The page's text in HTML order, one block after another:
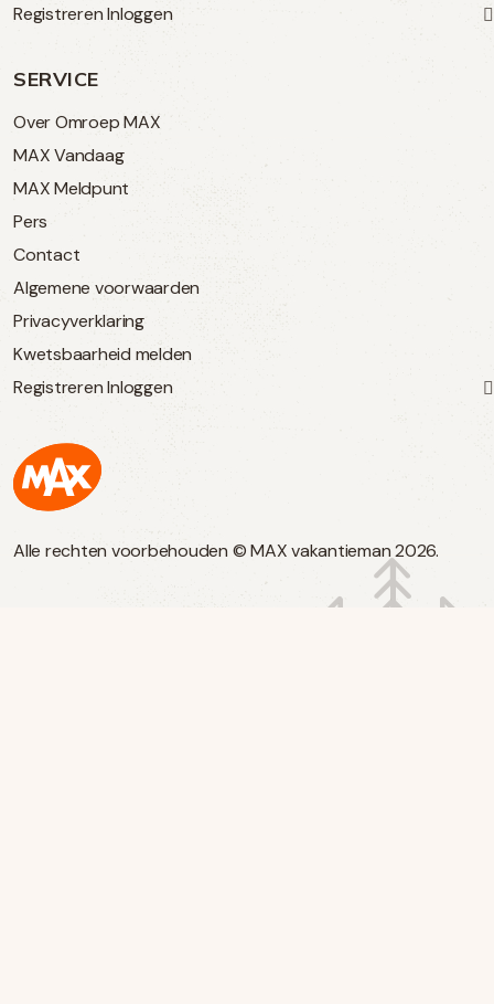
Max
Alle rechten voorbehouden © MAX vakantieman 2026.
Registreren Inloggen
SERVICE
Over Omroep MAX
MAX Vandaag
MAX Meldpunt
Pers
Contact
Algemene voorwaarden
Privacyverklaring
Kwetsbaarheid melden
Registreren Inloggen